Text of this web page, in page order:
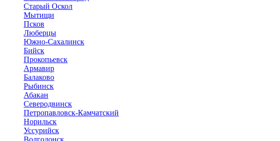
Старый Оскол
Мытищи
Псков
Люберцы
Южно-Сахалинск
Бийск
Прокопьевск
Армавир
Балаково
Рыбинск
Абакан
Северодвинск
Петропавловск-Камчатский
Норильск
Уссурийск
Волгодонск